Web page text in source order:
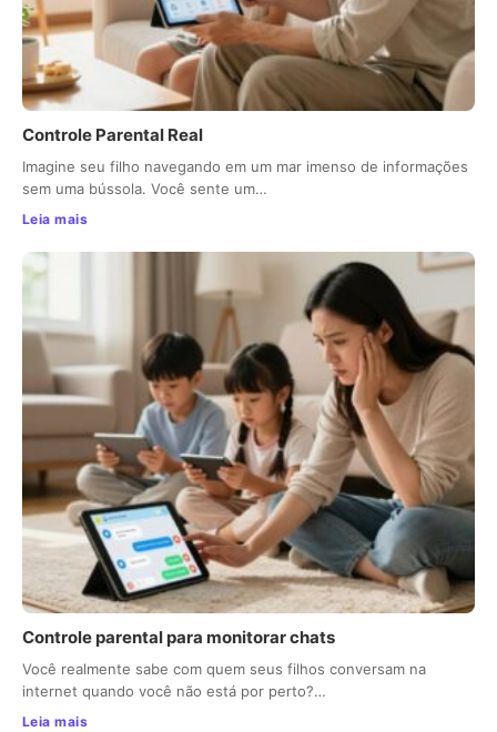
Controle Parental Real
Imagine seu filho navegando em um mar imenso de informações
sem uma bússola. Você sente um…
Leia mais
Controle parental para monitorar chats
Você realmente sabe com quem seus filhos conversam na
internet quando você não está por perto?…
Leia mais